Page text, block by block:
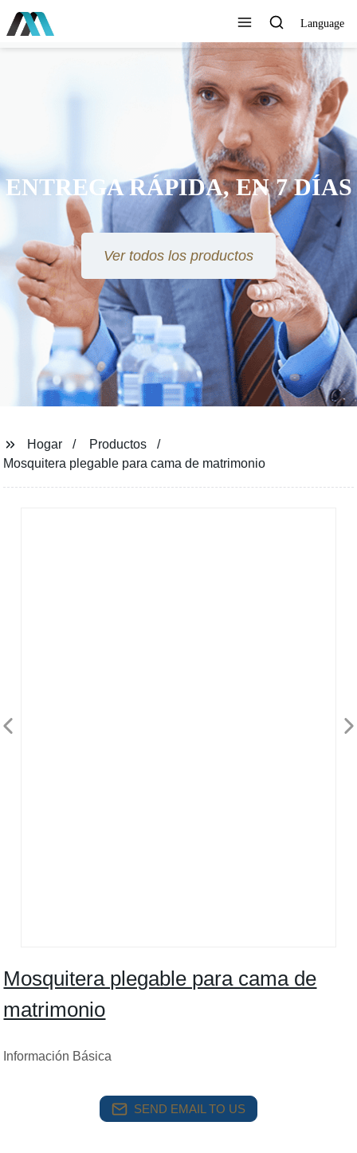
Language
ENTREGA RÁPIDA, EN 7 DÍAS
Ver todos los productos
Hogar
Productos
Mosquitera plegable para cama de matrimonio
Mosquitera plegable para cama de
matrimonio
Información Básica
SEND EMAIL TO US